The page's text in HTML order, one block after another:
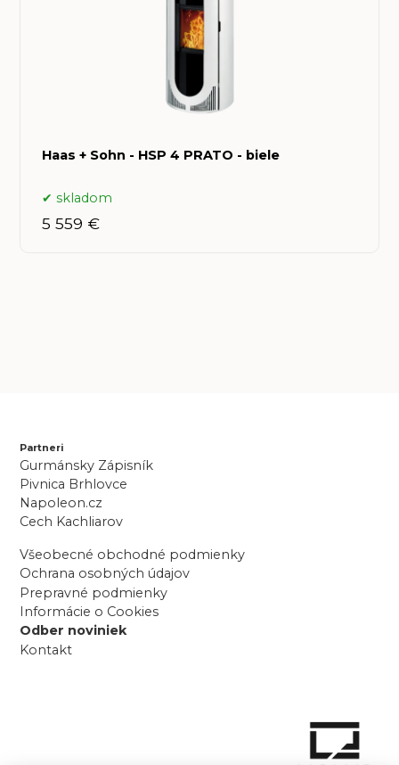
Haas + Sohn - HSP 4 PRATO - biele
skladom
5 559 €
Partneri
Gurmánsky Zápisník
Pivnica Brhlovce
Napoleon.cz
Cech Kachliarov
Všeobecné obchodné podmienky
Ochrana osobných údajov
Prepravné podmienky
Informácie o Cookies
Odber noviniek
Kontakt